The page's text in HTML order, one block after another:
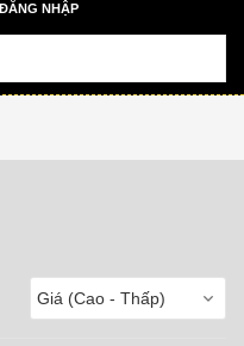
ĐĂNG NHẬP
Giá (Cao - Thấp)